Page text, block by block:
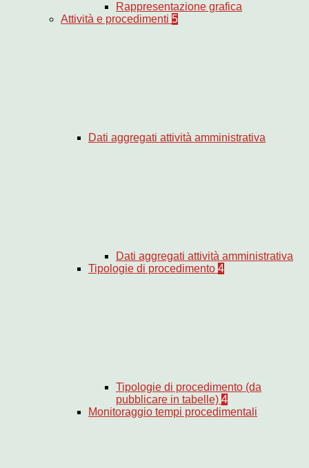
Rappresentazione grafica
Attività e procedimenti 5
Dati aggregati attività amministrativa
Dati aggregati attività amministrativa
Tipologie di procedimento 4
Tipologie di procedimento (da
pubblicare in tabelle) 4
Monitoraggio tempi procedimentali